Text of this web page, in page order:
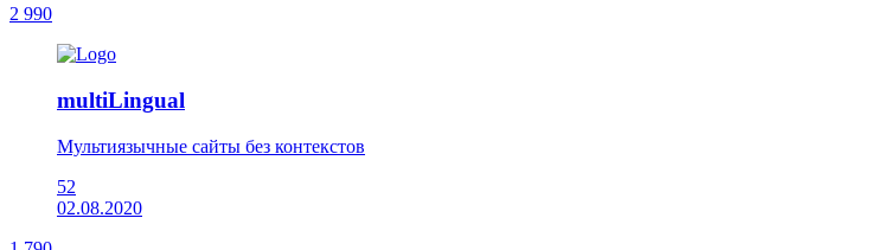
2 990
multiLingual
Мультиязычные сайты без контекстов
52
02.08.2020